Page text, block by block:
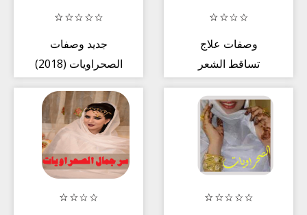
جديد وصفات
الصحراويات (2018)
وصفات علاج
تساقط الشعر